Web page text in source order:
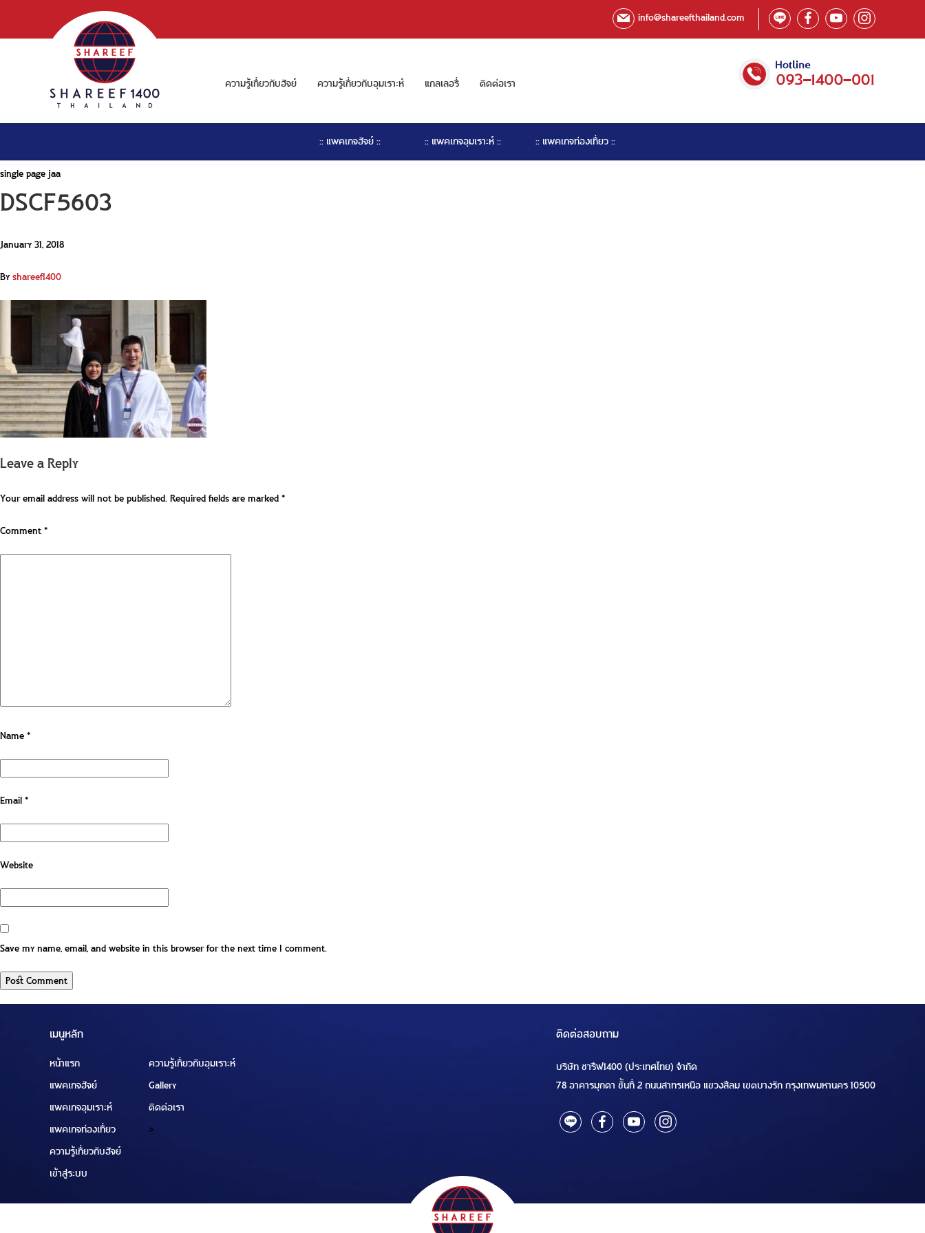
info@shareefthailand.com
ความรู้เกี่ยวกับฮัจย์ ความรู้เกี่ยวกับอุมเราะห์ แกลเลอรี่ ติดต่อเรา
:: แพคเกจฮัจย์ :: :: แพคเกจอุมเราะห์ :: :: แพคเกจท่องเที่ยว ::
single page jaa
DSCF5603
January 31, 2018
Byshareef1400
Leave a Reply
Your email address will not be published.Required fields are marked*
Comment*
Name*
Email*
Website
Save my name, email, and website in this browser for the next time I comment.
เมนูหลัก
หน้าแรก
แพคเกจฮัจย์
แพคเกจอุมเราะห์
แพคเกจท่องเที่ยว
ความรู้เกี่ยวกับฮัจย์
เข้าสู่ระบบ
ความรู้เกี่ยวกับอุมเราะห์
Gallery
ติดต่อเรา
>
ติดต่อสอบถาม
บริษัท ชารีฟ1400 (ประเทศไทย) จำกัด
78 อาคารมุกดา ชั้นที่ 2 ถนนสาทรเหนือ แขวงสีลม เขตบางรัก กรุงเทพมหานคร 10500